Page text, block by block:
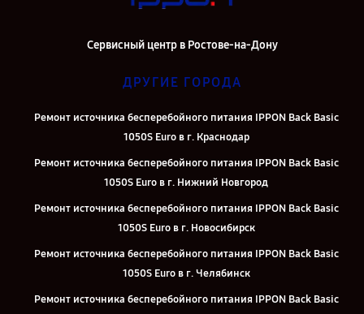
Сервисный центр в Ростове-на-Дону
ДРУГИЕ ГОРОДА
Ремонт источника бесперебойного питания IPPON Back Basic
1050S Euro в г. Краснодар
Ремонт источника бесперебойного питания IPPON Back Basic
1050S Euro в г. Нижний Новгород
Ремонт источника бесперебойного питания IPPON Back Basic
1050S Euro в г. Новосибирск
Ремонт источника бесперебойного питания IPPON Back Basic
1050S Euro в г. Челябинск
Ремонт источника бесперебойного питания IPPON Back Basic